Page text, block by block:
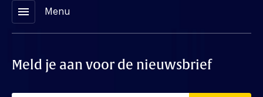
menu Menu
Meld je aan voor de nieuwsbrief